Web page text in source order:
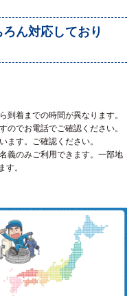
ん対応しており
着までの時間が異なります。
でお電話でご確認ください。
す。ご確認ください。
義のみご利用できます。一部地
。